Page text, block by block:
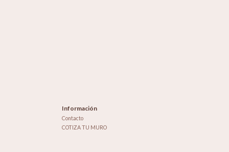
Información
Contacto
COTIZA TU MURO